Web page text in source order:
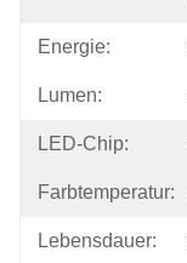
Energie:
Lumen:
LED-Chip:
Farbtemperatur:
Lebensdauer: